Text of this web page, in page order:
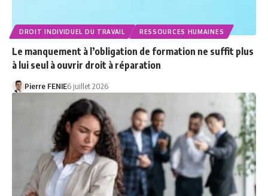
DROIT INDIVIDUEL DU TRAVAIL RESSOURCES HUMAINES
Le manquement à l’obligation de formation ne suffit plus
à lui seul à ouvrir droit à réparation
Pierre FENIE6 juillet 2026